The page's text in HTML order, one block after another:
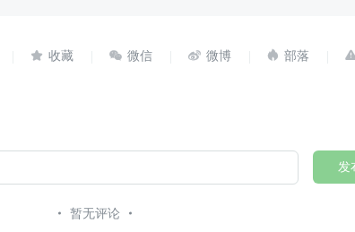
   
发
暂无评论